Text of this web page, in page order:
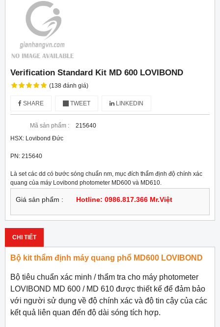
Verification Standard Kit MD 600 LOVIBOND
(138 đánh giá)
SHARE TWEET LINKEDIN
Mã sản phẩm :
215640
HSX: Lovibond Đức
PN: 215640
Là set các dd có bước sóng chuẩn nm, mục đích thẩm định độ chính xác
quang của máy Lovibond photometer MD600 và MD610.
Giá sản phẩm : Hotline: 0986.817.366 Mr.Việt
CHI TIẾT
Bộ kit thẩm định máy quang phổ MD600 LOVIBOND
Bộ tiêu chuẩn xác minh / thẩm tra cho máy photometer
LOVIBOND MD 600 / MD 610 được thiết kế để đảm bảo
với người sử dụng về độ chính xác và độ tin cậy của các
kết quả liên quan đến độ dài sóng tích hợp.